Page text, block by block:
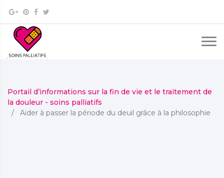
Portail d’informations sur la fin de vie et le traitement de
la douleur - soins palliatifs
Aider à passer la période du deuil grâce à la philosophie